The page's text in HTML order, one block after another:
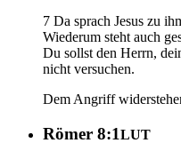
7 Da sprach Jesus zu
Wiederum steht auch
Du sollst den Herrn,
nicht versuchen.
Dem Angriff
Römer 8:1LUT